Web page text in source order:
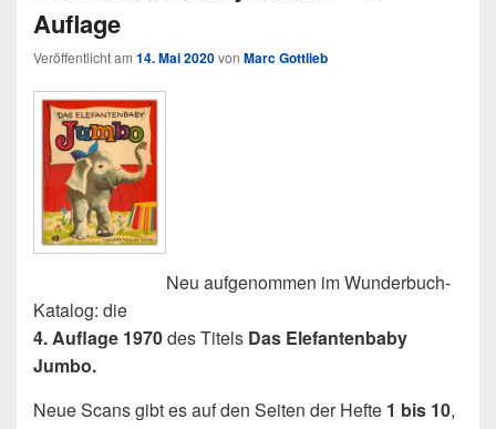
Auflage
Veröffentlicht am 14. Mai 2020von Marc Gottlieb
Neu aufgenommen im Wunderbuch-
Katalog: die
4. Auflage 1970des Titels Das Elefantenbaby
Jumbo.
Neue Scans gibt es auf den Seiten der Hefte 1 bis 10,